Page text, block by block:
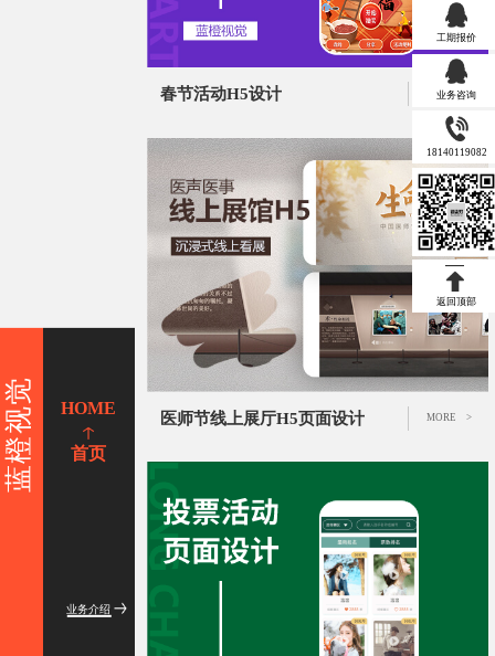
蓝橙视觉 HOME
首页
业务介绍
工期报价
业务咨询
18140119082
返回顶部
春节活动H5设计 MORE >
医师节线上展厅H5页面设计 MORE >